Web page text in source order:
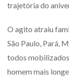
trajetória do
O agito atraiu
São Paulo, Pará,
todos
homem mais